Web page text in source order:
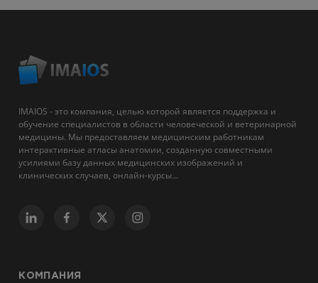
IMAIOS - это компания, целью которой является поддержка и
обучение специалистов в области человеческой и ветеринарной
медицины. Мы предоставляем медицинским работникам
интерактивные атласы анатомии, созданную совместными
усилиями базу данных медицинских изображений и
клинических случаев, онлайн-курсы...
КОМПАНИЯ